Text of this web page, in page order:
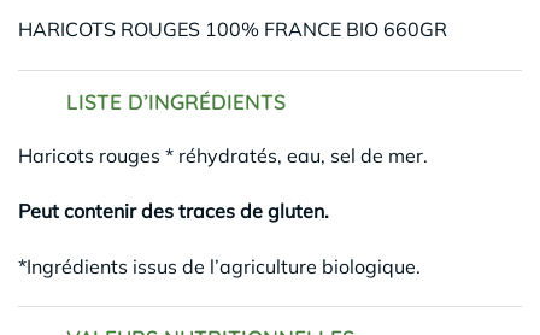
HARICOTS ROUGES 100% FRANCE BIO 660GR
LISTE D’INGRÉDIENTS
Haricots rouges * réhydratés, eau, sel de mer.
Peut contenir des traces de gluten.
*Ingrédients issus de l’agriculture biologique.